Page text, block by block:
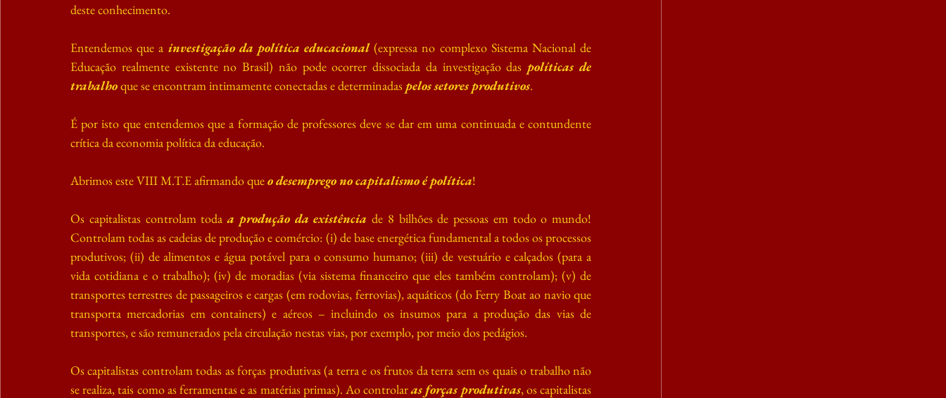
deste conhecimento.
Entendemos que a investigação da política educacional (expressa no complexo Sistema Nacional de
Educação realmente existente no Brasil) não pode ocorrer dissociada da investigação das políticas de
trabalho que se encontram intimamente conectadas e determinadas pelos setores produtivos.
É por isto que entendemos que a formação de professores deve se dar em uma continuada e contundente
crítica da economia política da educação.
Abrimos este VIII M.T.E afirmando que o desemprego no capitalismo é política!
Os capitalistas controlam toda a produção da existência de 8 bilhões de pessoas em todo o mundo!
Controlam todas as cadeias de produção e comércio: (i) de base energética fundamental a todos os processos
produtivos; (ii) de alimentos e água potável para o consumo humano; (iii) de vestuário e calçados (para a
vida cotidiana e o trabalho); (iv) de moradias (via sistema financeiro que eles também controlam); (v) de
transportes terrestres de passageiros e cargas (em rodovias, ferrovias), aquáticos (do Ferry Boat ao navio que
transporta mercadorias em containers) e aéreos – incluindo os insumos para a produção das vias de
transportes, e são remunerados pela circulação nestas vias, por exemplo, por meio dos pedágios.
Os capitalistas controlam todas as forças produtivas (a terra e os frutos da terra sem os quais o trabalho não
se realiza, tais como as ferramentas e as matérias primas). Ao controlar as forças produtivas, os capitalistas